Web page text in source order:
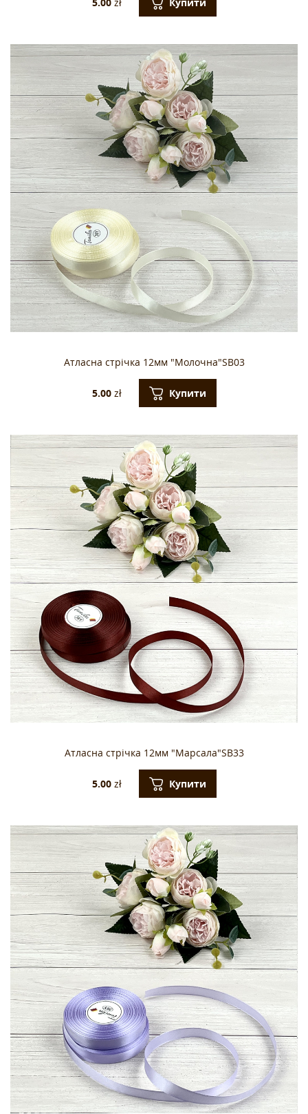
Атласна стрічка 12мм "Молочна"SB03
5.00zł Купити
Атласна стрічка 12мм "Марсала"SB33
5.00zł Купити